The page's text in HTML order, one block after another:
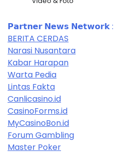
𝗣𝗮𝗿𝘁𝗻𝗲𝗿 𝗡𝗲𝘄𝘀 𝗡𝗲𝘁𝘄𝗼𝗿𝗸 :
BERITA CERDAS
Narasi Nusantara
Kabar Harapan
Warta Pedia
Lintas Fakta
Canlicasino.id
CasinoForms.id
MyCasinoBon.id
Forum Gambling
Master Poker